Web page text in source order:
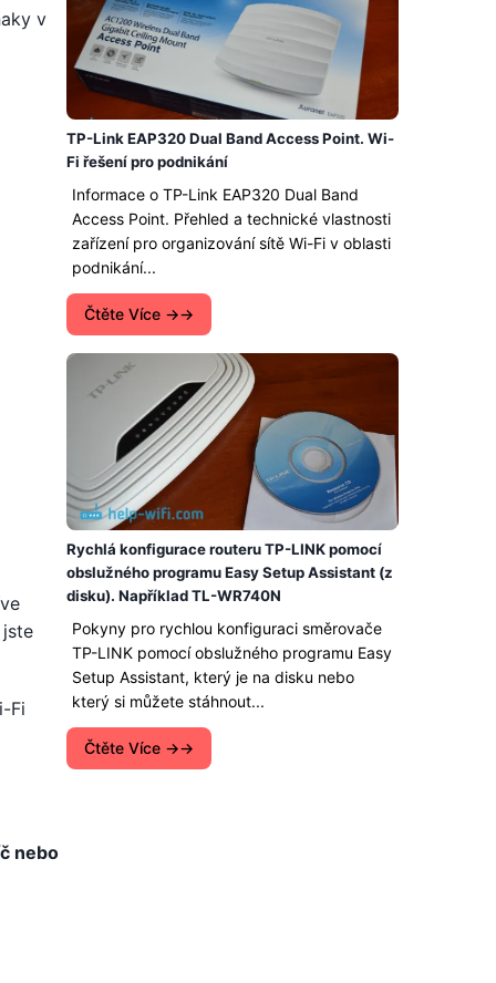
v
Fi
nebo
TP-Link EAP320 Dual Band Access Point. Wi-
Fi řešení pro podnikání
Informace o TP-Link EAP320 Dual Band
Access Point. Přehled a technické vlastnosti
zařízení pro organizování sítě Wi-Fi v oblasti
podnikání...
Čtěte Více →
Rychlá konfigurace routeru TP-LINK pomocí
obslužného programu Easy Setup Assistant (z
disku). Například TL-WR740N
Pokyny pro rychlou konfiguraci směrovače
TP-LINK pomocí obslužného programu Easy
Setup Assistant, který je na disku nebo
který si můžete stáhnout...
Čtěte Více →